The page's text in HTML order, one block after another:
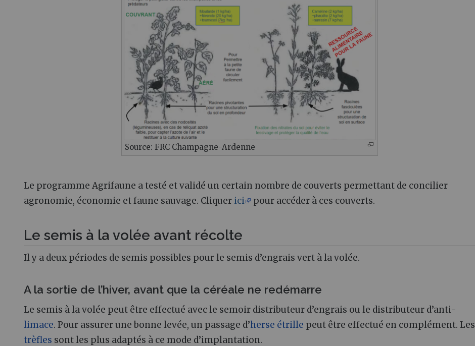
Source: FRC Champagne-Ardenne
Le programme Agrifaune a testé et validé un certain nombre de couverts permettant de concilier
agronomie, économie et faune sauvage. Cliquer ici pour accéder à ces couverts.
Le semis à la volée avant récolte
Il y a deux périodes de semis possibles pour le semis d’engrais vert à la volée.
A la sortie de l’hiver, avant que la céréale ne redémarre
Le semis à la volée peut être effectué avec le semoir distributeur d’engrais ou le distributeur d’anti-
limace. Pour assurer une bonne levée, un passage d’herse étrille peut être effectué en complément. Les
trèfles sont les plus adaptés à ce mode d’implantation.